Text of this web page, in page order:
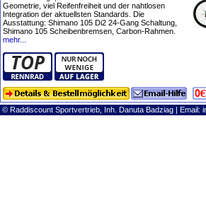
Geometrie, viel Reifenfreiheit und der nahtlosen
Integration der aktuellsten Standards. Die
Ausstattung: Shimano 105 Di2 24-Gang Schaltung,
Shimano 105 Scheibenbremsen, Carbon-Rahmen.
mehr...
© Raddiscount Sportvertrieb, Inh. Danuta Badziag | Email: